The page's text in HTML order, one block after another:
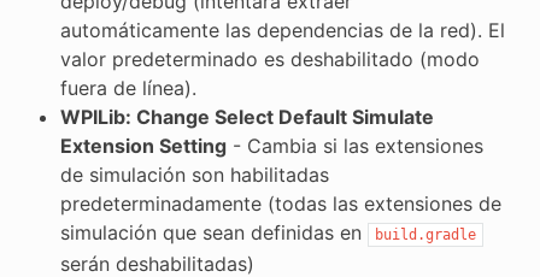
automáticamente las dependencias de la red). El
valor predeterminado es deshabilitado (modo
fuera de línea).
WPILib: Change Select Default Simulate
Extension Setting- Cambia si las extensiones
de simulación son habilitadas
predeterminadamente (todas las extensiones de
simulación que sean definidas en
build.gradle
serán deshabilitadas)